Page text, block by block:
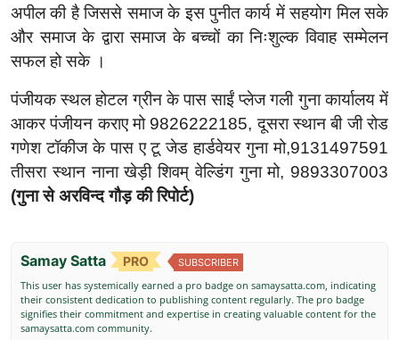
अपील की है जिससे समाज के इस पुनीत कार्य में सहयोग मिल सके
और समाज के द्वारा समाज के बच्चों का निःशुल्क विवाह सम्मेलन
सफल हो सके ।
पंजीयक स्थल होटल ग्रीन के पास साईं प्लेज गली गुना कार्यालय में
आकर पंजीयन कराए मो 9826222185, दूसरा स्थान बी जी रोड
गणेश टॉकीज के पास ए टू जेड हार्डवेयर गुना मो,9131497591
तीसरा स्थान नाना खेड़ी शिवम् वेल्डिंग गुना मो, 9893307003
(गुना से अरविन्द गौड़ की रिपोर्ट)
Samay Satta PRO SUBSCRIBER
This user has systemically earned a pro badge on samaysatta.com, indicating
their consistent dedication to publishing content regularly. The pro badge
signifies their commitment and expertise in creating valuable content for the
samaysatta.com community.